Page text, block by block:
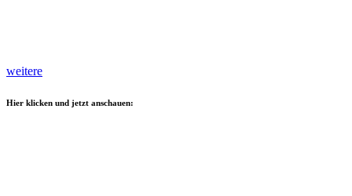
weitere
Hier klicken und jetzt anschauen: